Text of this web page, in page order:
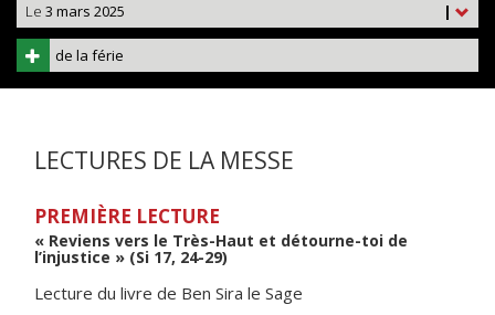
|
Le 3 mars 2025
de la férie
LECTURES DE LA MESSE
PREMIÈRE LECTURE
« Reviens vers le Très-Haut et détourne-toi de
l’injustice » (Si 17, 24-29)
Lecture du livre de Ben Sira le Sage